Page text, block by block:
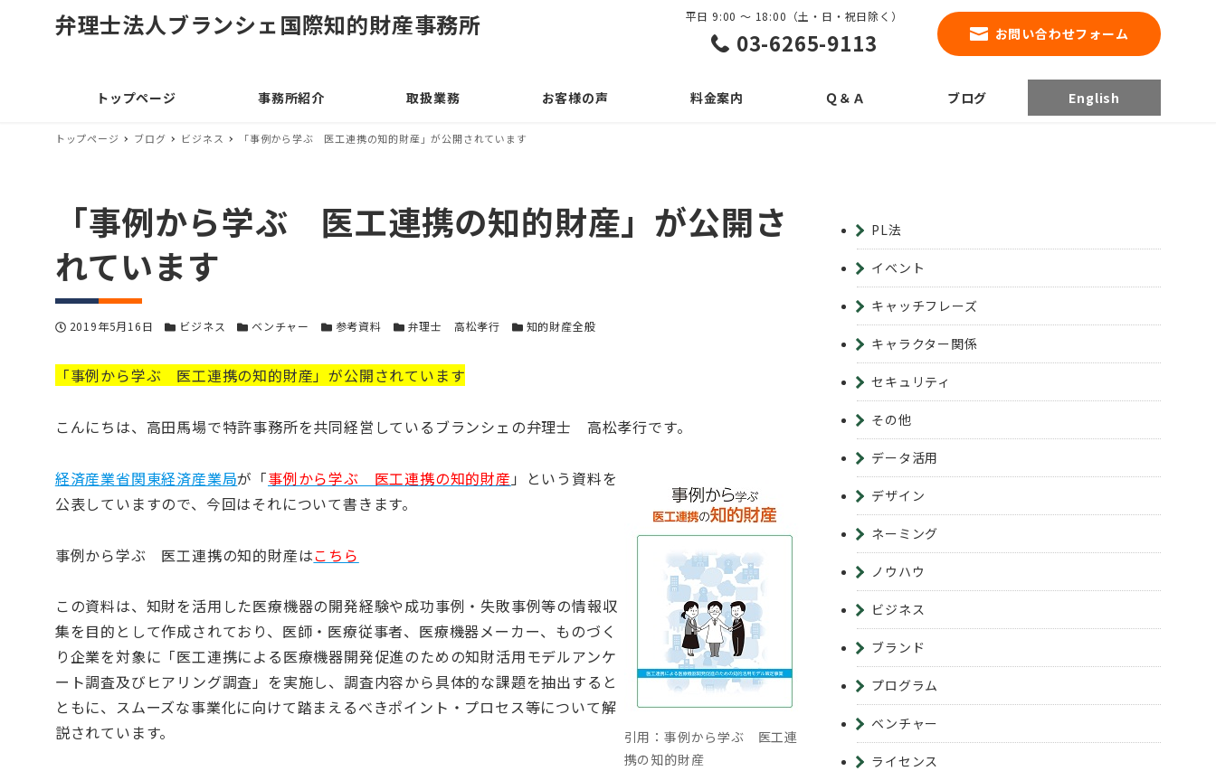
弁理士法人ブランシェ国際知的財産事務所
03-6265-9113
平日 9:00 ～ 18:00（土・日・祝日除く）
お問い合わせフォーム
トップページ 事務所紹介 取扱業務 お客様の声 料金案内 Ｑ＆Ａ ブログ English
トップページ ブログ ビジネス 「事例から学ぶ 医工連携の知的財産」が公開されています
「事例から学ぶ 医工連携の知的財産」が公開さ
れています
投稿日
2019年5月16日 カテゴリー
ビジネス カテゴリー
ベンチャー カテゴリー
参考資料 カテゴリー
弁理士 高松孝行 カテゴリー
知的財産全般
「事例から学ぶ 医工連携の知的財産」が公開されています
こんにちは、高田馬場で特許事務所を共同経営しているブランシェの弁理士 高松孝行です。
引用：事例から学ぶ 医工連
携の知的財産
経済産業省関東経済産業局が「事例から学ぶ 医工連携の知的財産 」という資料を
公表していますので、今回はそれについて書きます。
事例から学ぶ 医工連携の知的財産はこちら
この資料は、知財を活用した医療機器の開発経験や成功事例・失敗事例等の情報収
集を目的として作成されており、医師・医療従事者、医療機器メーカー、ものづく
り企業を対象に「医工連携による医療機器開発促進のための知財活用モデルアンケ
ート調査及びヒアリング調査」を実施し、調査内容から具体的な課題を抽出すると
ともに、スムーズな事業化に向けて踏まえるべきポイント・プロセス等について解
説されています。
PL法
イベント
キャッチフレーズ
キャラクター関係
セキュリティ
その他
データ活用
デザイン
ネーミング
ノウハウ
ビジネス
ブランド
プログラム
ベンチャー
ライセンス